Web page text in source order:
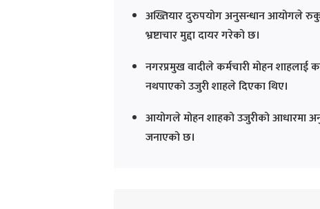
अख्तियार दुरुपयोग अनुसन्धान आयोगले रुकुम
भ्रष्टाचार मुद्दा दायर गरेको छ।
नगरप्रमुख वादीले कर्मचारी मोहन
नथपाएको उजुरी शाहले दिएका थिए।
आयोगले मोहन शाहको उजुरीको आधारमा
जनाएको छ।